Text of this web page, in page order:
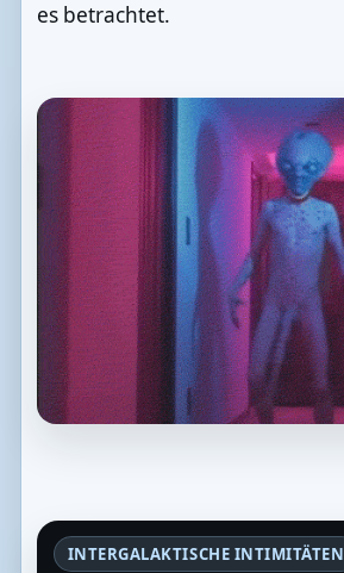
es betrachtet.
INTERGALAKTISCHE INTIMITÄTEN